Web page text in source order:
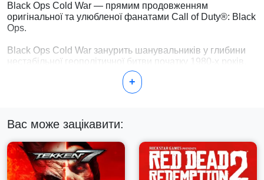
Black Ops Cold War — прямим продовженням
оригінальної та улюбленої фанатами Call of Duty®: Black
Ops.
Black Ops Cold War занурить шанувальників у глибини
нестабільної геополітичної битви початку 1980-х років.
Ніщо не буває таким, як здається, у захоплюючій
однокористувацькій кампанії, де гравці зіткнуться віч-на-
віч з історичними особами та суворою правдою,
Східний Берлін, В’єтнам, Туреччина, радянська штаб-
квартира КДБ. і більше.
+
Вас може зацікавити: